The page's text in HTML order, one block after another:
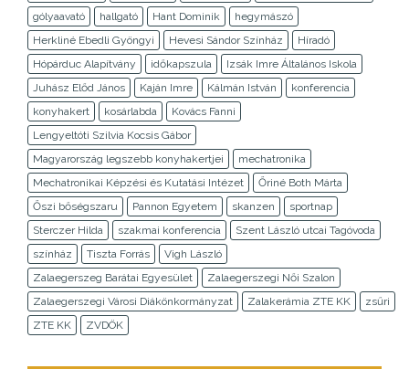
gólyaavató
hallgató Hant Dominik
hegymászó
Herkliné Ebedli Gyöngyi
Hevesi Sándor Színház
Híradó
Hópárduc Alapítvány
időkapszula
Izsák Imre Általános Iskola
Juhász Előd János
Kaján Imre Kálmán István
konferencia
konyhakert
kosárlabda
Kovács Fanni
Lengyeltóti Szilvia Kocsis Gábor
Magyarország legszebb konyhakertjei
mechatronika
Mechatronikai Képzési és Kutatási Intézet
Őriné Both Márta
Őszi bőségszaru
Pannon Egyetem skanzen
sportnap
Sterczer Hilda
szakmai konferencia
Szent László utcai Tagóvoda
színház
Tiszta Forrás
Vigh László
Zalaegerszeg Barátai Egyesület
Zalaegerszegi Női Szalon
Zalaegerszegi Városi Diákönkormányzat
Zalakerámia ZTE KK
zsűri
ZTE KK
ZVDÖK